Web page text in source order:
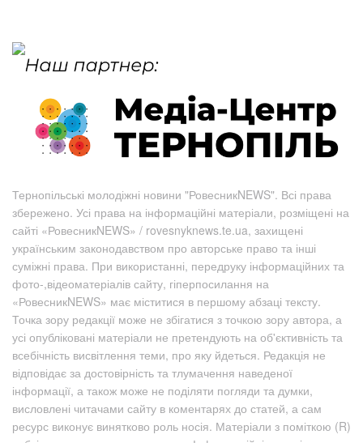
Тернопільські молодіжні новини "РовесникNEWS". Всі права
збережено. Усі права на інформаційні матеріали, розміщені на
сайті «РовесникNEWS» / rovesnyknews.te.ua, захищені
українським законодавством про авторське право та інші
суміжні права. При використанні, передруку інформаційних та
фото-,відеоматеріалів сайту, гіперпосилання на
«РовесникNEWS» має міститися в першому абзаці тексту.
Точка зору редакції може не збігатися з точкою зору автора, а
усі опубліковані матеріали не претендують на об'єктивність та
всебічність висвітлення теми, про яку йдеться. Редакція не
відповідає за достовірність та тлумачення наведеної
інформації, а також може не поділяти погляди та думки,
висловлені читачами сайту в коментарях до статей, а сам
ресурс виконує винятково роль носія. Матеріали з поміткою (R)